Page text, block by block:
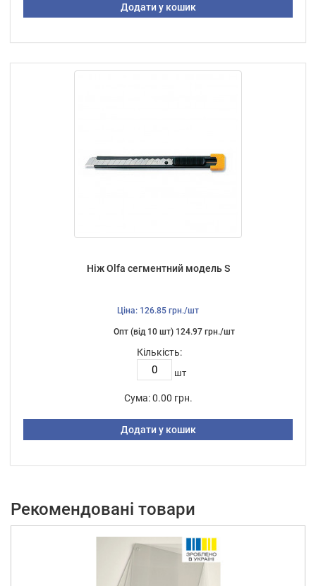
Додати у кошик
Ніж Olfa сегментний модель S
Ціна: 126.85 грн./шт
Опт (від 10 шт) 124.97 грн./шт
Кількість:
шт
Сума: 0.00 грн.
Додати у кошик
Рекомендовані товари